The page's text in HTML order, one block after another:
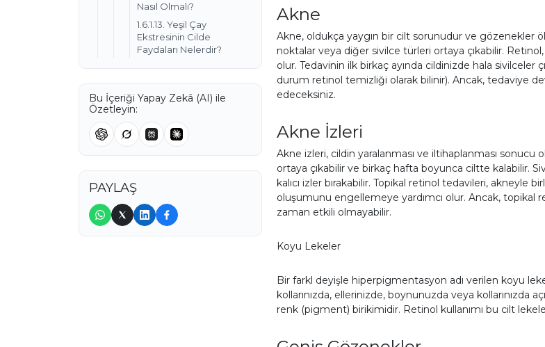
Nasıl Olmalı?
1.6.1.13. Yeşil Çay
Ekstresinin Cilde
Faydaları Nelerdir?
Bu İçeriği Yapay Zekâ (AI) ile
Özetleyin:
PAYLAŞ
Akne
Akne, oldukça yaygın bir cilt sorunudur ve gözenekler
noktalar veya diğer sivilce türleri ortaya çıkabilir.
olur. Tedavinin ilk birkaç ayında cildinizde hala
durum retinol temizliği olarak bilinir). Ancak, tedaviye
edeceksiniz.
Akne İzleri
Akne izleri, cildin yaralanması ve iltihaplanması sonucu
ortaya çıkabilir ve birkaç hafta boyunca ciltte kalabilir.
kalıcı izler bırakabilir. Topikal retinol tedavileri, akneyle
oluşumunu engellemeye yardımcı olur. Ancak, topikal
zaman etkili olmayabilir.
Koyu Lekeler
Bir farkl deyişle hiperpigmentasyon adı verilen koyu
kollarınızda, ellerinizde, boynunuzda veya kollarınızda
renk (pigment) birikimidir. Retinol kullanımı bu cilt